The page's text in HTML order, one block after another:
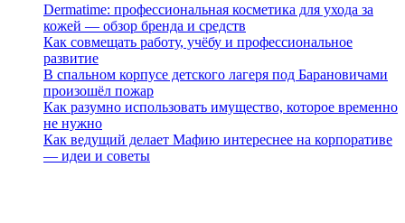
Dermatime: профессиональная косметика для ухода за
кожей — обзор бренда и средств
Как совмещать работу, учёбу и профессиональное
развитие
В спальном корпусе детского лагеря под Барановичами
произошёл пожар
Как разумно использовать имущество, которое временно
не нужно
Как ведущий делает Мафию интереснее на корпоративе
— идеи и советы